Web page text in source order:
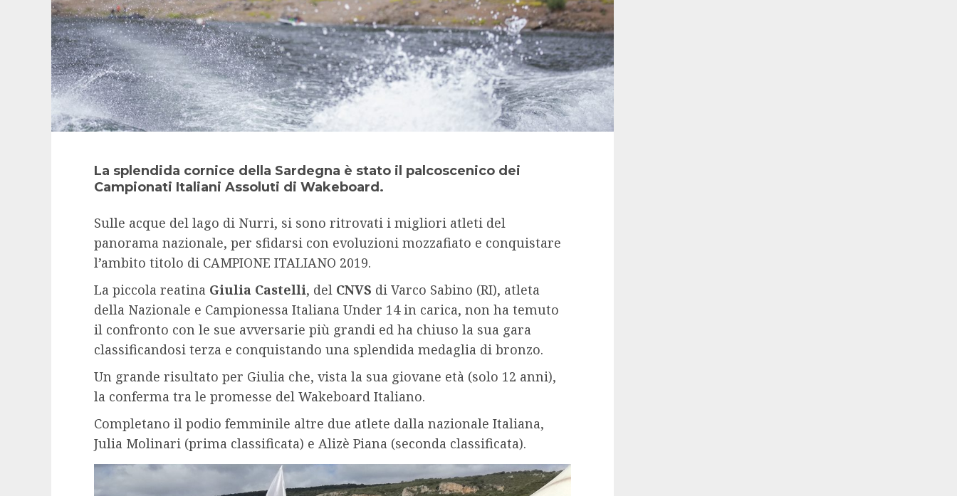
La splendida cornice della Sardegna è stato il palcoscenico dei
Campionati Italiani Assoluti di Wakeboard.
Sulle acque del lago di Nurri, si sono ritrovati i migliori atleti del
panorama nazionale, per sfidarsi con evoluzioni mozzafiato e conquistare
l’ambito titolo di CAMPIONE ITALIANO 2019.
La piccola reatina Giulia Castelli, del CNVS di Varco Sabino (RI), atleta
della Nazionale e Campionessa Italiana Under 14 in carica, non ha temuto
il confronto con le sue avversarie più grandi ed ha chiuso la sua gara
classificandosi terza e conquistando una splendida medaglia di bronzo.
Un grande risultato per Giulia che, vista la sua giovane età (solo 12 anni),
la conferma tra le promesse del Wakeboard Italiano.
Completano il podio femminile altre due atlete dalla nazionale Italiana,
Julia Molinari (prima classificata) e Alizè Piana (seconda classificata).